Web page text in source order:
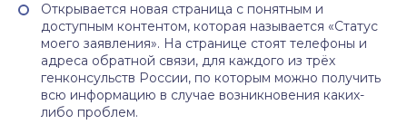
Открывается новая страница с понятным и
доступным контентом, которая называется «Статус
моего заявления». На странице стоят телефоны и
адреса обратной связи, для каждого из трёх
генконсульств России, по которым можно получить
всю информацию в случае возникновения каких-
либо проблем.